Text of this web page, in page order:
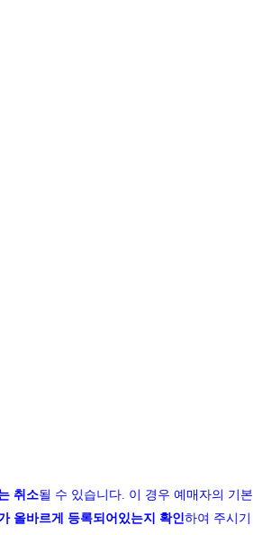
취소될 수 있습니다. 이 경우 예매자의 기본
올바르게 등록되어있는지 확인 하여 주시기